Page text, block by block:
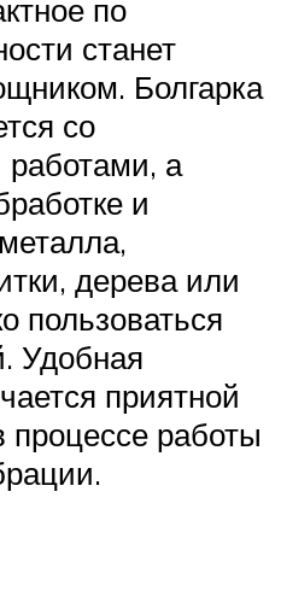
по
станет
Болгарка
со
а
и
дерева или
пользоваться
Удобная
приятной
процессе работы